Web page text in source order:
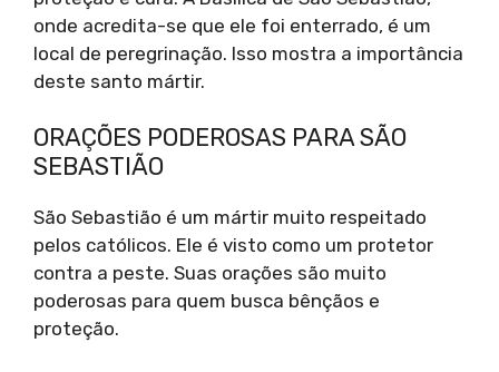
onde acredita-se que ele foi enterrado, é um
local de peregrinação. Isso mostra a importância
deste santo mártir.
ORAÇÕES PODEROSAS PARA SÃO
SEBASTIÃO
São Sebastião é um mártir muito respeitado
pelos católicos. Ele é visto como um protetor
contra a peste. Suas orações são muito
poderosas para quem busca bênçãos e
proteção.